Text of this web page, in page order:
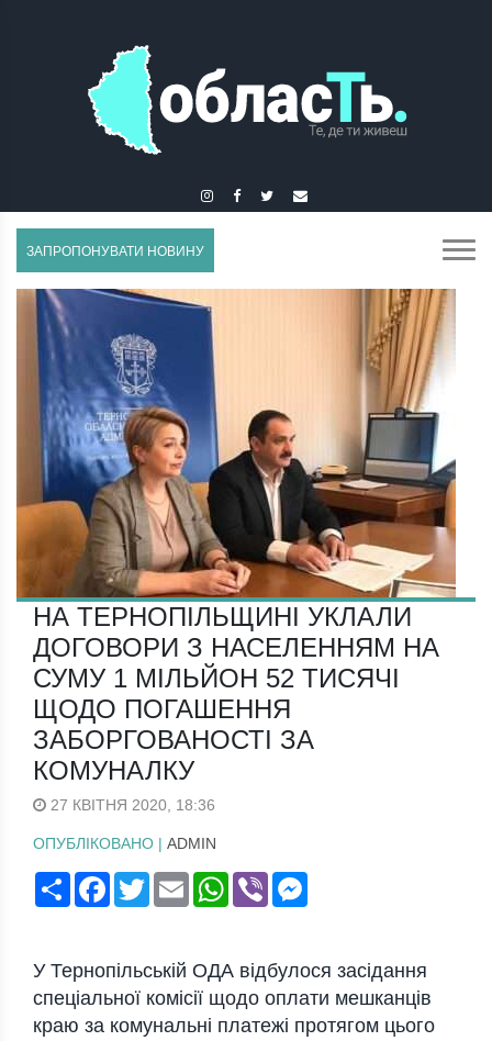
ЗАПРОПОНУВАТИ НОВИНУ
НА ТЕРНОПІЛЬЩИНІ УКЛАЛИ
ДОГОВОРИ З НАСЕЛЕННЯМ НА
СУМУ 1 МІЛЬЙОН 52 ТИСЯЧІ
ЩОДО ПОГАШЕННЯ
ЗАБОРГОВАНОСТІ ЗА
КОМУНАЛКУ
27 КВІТНЯ 2020, 18:36
ОПУБЛІКОВАНО | ADMIN
ПоширитиFacebook
TwitterEmail WhatsApp
Viber
У Тернопільській ОДА відбулося засідання
спеціальної комісії щодо оплати мешканців
краю за комунальні платежі протягом цього